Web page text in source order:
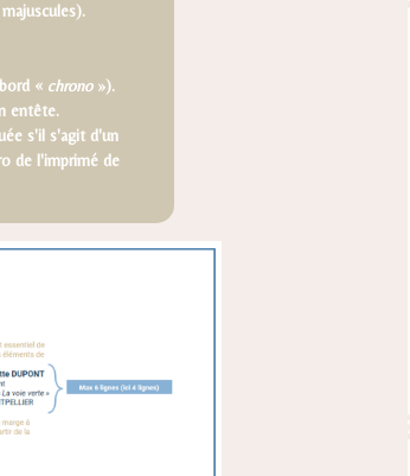
« chrono»).
entête.
s'il s'agit d'un
de l'imprimé de